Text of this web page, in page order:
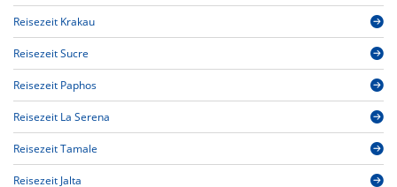
Reisezeit Krakau
Reisezeit Sucre
Reisezeit Paphos
Reisezeit La Serena
Reisezeit Tamale
Reisezeit Jalta